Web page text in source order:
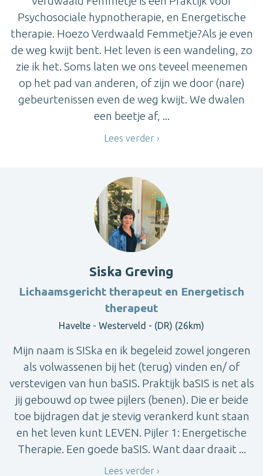
Psychosociale hypnotherapie, en Energetische
therapie. Hoezo Verdwaald Femmetje?Als je even
de weg kwijt bent. Het leven is een wandeling, zo
zie ik het. Soms laten we ons teveel meenemen
op het pad van anderen, of zijn we door (nare)
gebeurtenissen even de weg kwijt. We dwalen
een beetje af, ...
Lees verder
Siska Greving
Lichaamsgericht therapeut en Energetisch
therapeut
Havelte - Westerveld - (DR) (26km)
Mijn naam is SISka en ik begeleid zowel jongeren
als volwassenen bij het (terug) vinden en/ of
verstevigen van hun baSIS. Praktijk baSIS is net als
jij gebouwd op twee pijlers (benen). Die er beide
toe bijdragen dat je stevig verankerd kunt staan
en het leven kunt LEVEN. Pijler 1: Energetische
Therapie. Een goede baSIS. Want daar draait ...
Lees verder